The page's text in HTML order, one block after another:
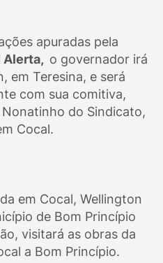
apuradas pela
Alerta, o governador irá
em Teresina, e será
com sua comitiva,
do Sindicato,
Cocal.
em Cocal, Wellington
de Bom Princípio
visitará as obras da
a Bom Princípio.